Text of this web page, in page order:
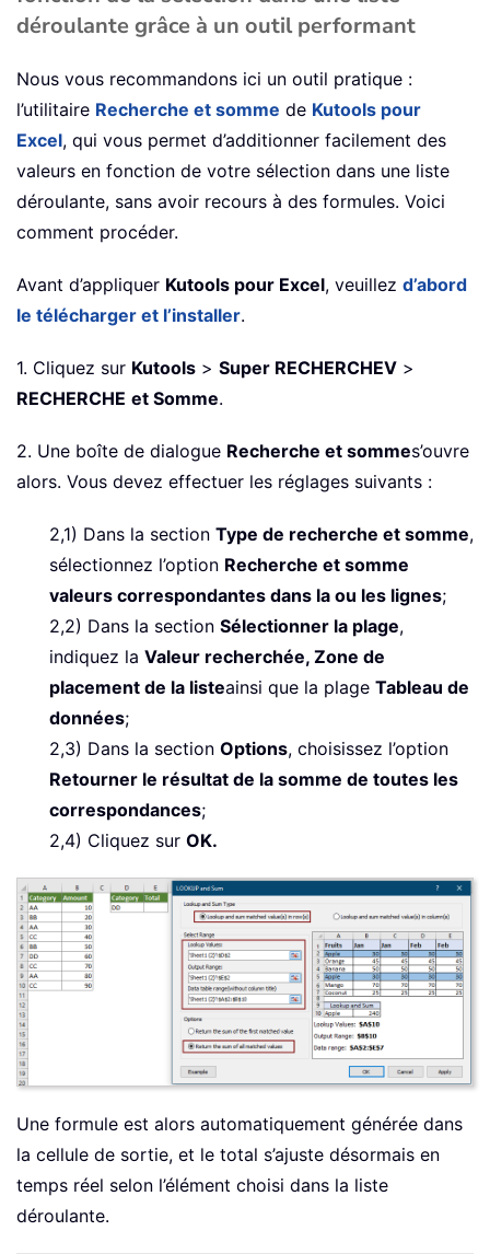
déroulante grâce à un outil performant
Nous vous recommandons ici un outil pratique :
l’utilitaire Recherche et somme de Kutools pour
Excel, qui vous permet d’additionner facilement des
valeurs en fonction de votre sélection dans une liste
déroulante, sans avoir recours à des formules. Voici
comment procéder.
Avant d’appliquer Kutools pour Excel, veuillez d’abord
le télécharger et l’installer.
1. Cliquez sur Kutools > Super RECHERCHEV >
RECHERCHE et Somme.
2. Une boîte de dialogue Recherche et sommes’ouvre
alors. Vous devez effectuer les réglages suivants :
2,1) Dans la section Type de recherche et somme,
sélectionnez l’option Recherche et somme
valeurs correspondantes dans la ou les lignes;
2,2) Dans la section Sélectionner la plage,
indiquez la Valeur recherchée, Zone de
placement de la listeainsi que la plage Tableau de
données;
2,3) Dans la section Options, choisissez l’option
Retourner le résultat de la somme de toutes les
correspondances;
2,4) Cliquez sur OK.
Une formule est alors automatiquement générée dans
la cellule de sortie, et le total s’ajuste désormais en
temps réel selon l’élément choisi dans la liste
déroulante.